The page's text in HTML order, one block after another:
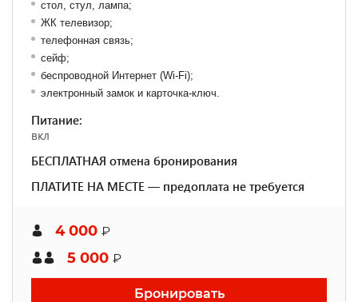
стол, стул, лампа;
ЖК телевизор;
телефонная связь;
сейф;
беспроводной Интернет (Wi-Fi);
электронный замок и карточка-ключ.
Питание:
вкл
БЕСПЛАТНАЯ отмена бронирования
ПЛАТИТЕ НА МЕСТЕ — предоплата не требуется
4 000 ₽
5 000 ₽
Бронировать